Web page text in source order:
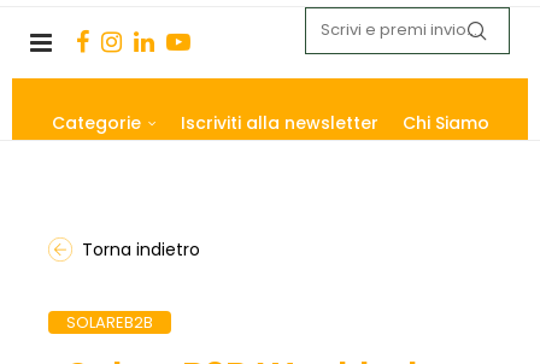
Categorie Iscriviti alla newsletter Chi Siamo
Torna indietro
SOLAREB2B